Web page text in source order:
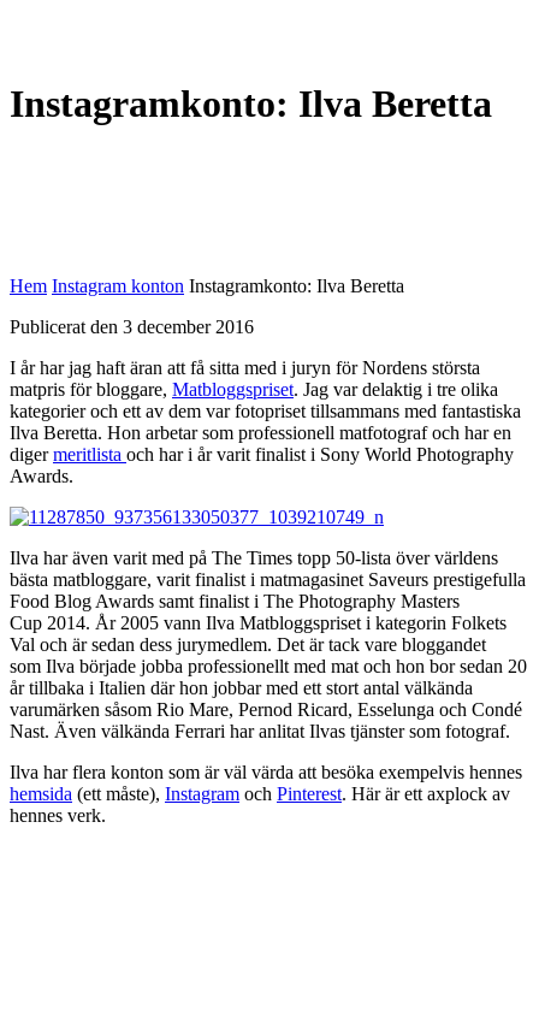
Instagramkonto: Ilva Beretta
Hem Instagram konton Instagramkonto: Ilva Beretta
Publicerat den 3 december 2016
I år har jag haft äran att få sitta med i juryn för Nordens största
matpris för bloggare, Matbloggspriset. Jag var delaktig i tre olika
kategorier och ett av dem var fotopriset tillsammans med fantastiska
Ilva Beretta. Hon arbetar som professionell matfotograf och har en
digermeritlista och har i år varit finalist i Sony World Photography
Awards.
Ilva har även varit med på The Times topp 50-lista över världens
bästa matbloggare, varit finalist i matmagasinet Saveurs prestigefulla
Food Blog Awards samt finalist i The Photography Masters
Cup 2014. År 2005 vann Ilva Matbloggspriset i kategorin Folkets
Val och är sedan dess jurymedlem. Det är tack vare bloggandet
som Ilva började jobba professionellt med mat och hon bor sedan 20
år tillbaka i Italien där hon jobbar med ett stort antal välkända
varumärken såsom Rio Mare, Pernod Ricard, Esselunga och Condé
Nast. Även välkända Ferrari har anlitat Ilvas tjänster som fotograf.
Ilva har flera konton som är väl värda att besöka exempelvis hennes
hemsida (ett måste), Instagram och Pinterest. Här är ett axplock av
hennes verk.